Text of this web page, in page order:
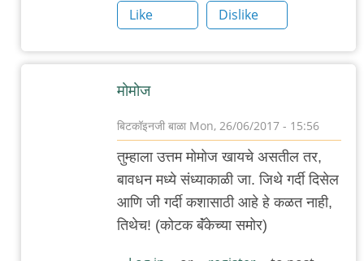
by
आदूबाळ
Like
Dislike
मोमोज
बिटकॉइनजी बाळा Mon, 26/06/2017 - 15:56
reply
पुण्यात
डंपलिंग्ज
तुम्हाला उत्तम मोमोज खायचे असतील तर,
बावधन मध्ये संध्याकाळी जा. जिथे गर्दी दिसेल
आणि जी गर्दी कशासाठी आहे हे कळत नाही,
तिथेच! (कोटक बॅंकेच्या समोर)